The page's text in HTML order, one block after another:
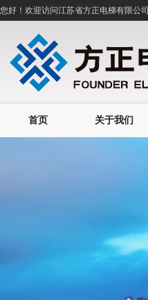
您好！欢迎访问江苏省方正电梯有限公司
首页 关于我们